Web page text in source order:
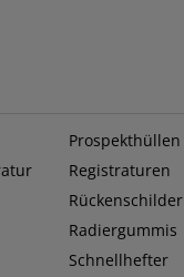
Prospekthüllen
Registraturen
Rückenschilder
Radiergummis
Schnellhefter